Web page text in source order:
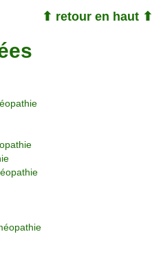
⬆ retour en haut ⬆